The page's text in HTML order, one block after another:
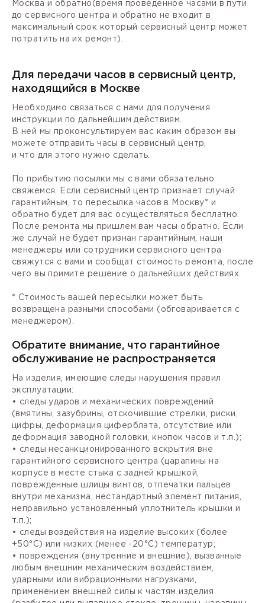
Москва и обратно(время проведенное часами в пути
до сервисного центра и обратно не входит в
максимальный срок который сервисный центр может
потратить на их ремонт).
Для передачи часов в сервисный центр,
находящийся в Москве
Необходимо связаться с нами для получения
инструкции по дальнейшим действиям.
В ней мы проконсультируем вас каким образом вы
можете отправить часы в сервисный центр,
и что для этого нужно сделать.
По прибытию посылки мы с вами обязательно
свяжемся. Если сервисный центр признает случай
гарантийным, то пересылка часов в Москву* и
обратно будет для вас осуществляться бесплатно.
После ремонта мы пришлем вам часы обратно. Если
же случай не будет признан гарантийным, наши
менеджеры или сотрудники сервисного центра
свяжутся с вами и сообщат стоимость ремонта, после
чего вы примите решение о дальнейших действиях.
* Стоимость вашей пересылки может быть
возвращена разными способами (обговаривается с
менеджером).
Обратите внимание, что гарантийное
обслуживание не распространяется
На изделия, имеющие следы нарушения правил
эксплуатации:
• следы ударов и механических повреждений
(вмятины, зазубрины, отскочившие стрелки, риски,
цифры, деформация циферблата, отсутствие или
деформация заводной головки, кнопок часов и т.п.);
• следы несанкционированного вскрытия вне
гарантийного сервисного центра (царапины на
корпусе в месте стыка с задней крышкой,
поврежденные шлицы винтов, отпечатки пальцев
внутри механизма, нестандартный элемент питания,
неправильно установленный уплотнитель крышки и
т.п.);
• следы воздействия на изделие высоких (более
+50°С) или низких (менее -20°С) температур;
• повреждения (внутренние и внешние), вызванные
любым внешним механическим воздействием,
ударными или вибрационными нагрузками,
применением внешней силы к частям изделия